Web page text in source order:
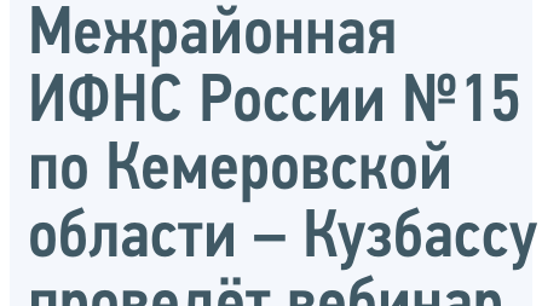
Межрайонная
ИФНС России №15
по Кемеровской
области – Кузбассу